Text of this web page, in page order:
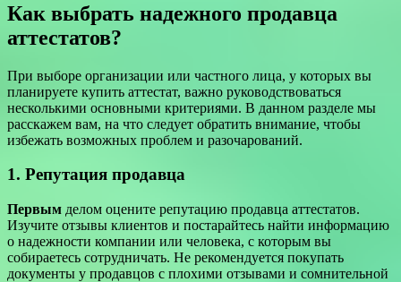
Как выбрать надежного продавца
аттестатов?
При выборе организации или частного лица, у которых вы
планируете купить аттестат, важно руководствоваться
несколькими основными критериями. В данном разделе мы
расскажем вам, на что следует обратить внимание, чтобы
избежать возможных проблем и разочарований.
1. Репутация продавца
Первым делом оцените репутацию продавца аттестатов.
Изучите отзывы клиентов и постарайтесь найти информацию
о надежности компании или человека, с которым вы
собираетесь сотрудничать. Не рекомендуется покупать
документы у продавцов с плохими отзывами и сомнительной